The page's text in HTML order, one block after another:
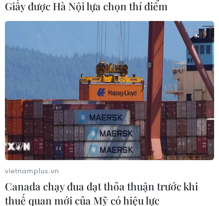
#Hội đoàn người Việt Nam ở nước ngoài
#Tập huấn
#Người Việt Nam ở nước ngoài
#Bộ Ngoại giao
Theo dõi VietnamPlus
TIN LIÊN QUAN
Giấy được Hà Nội lựa chọn thí điểm
vietnamplus.vn
Canada chạy đua đạt thỏa thuận trước khi
thuế quan mới của Mỹ có hiệu lực